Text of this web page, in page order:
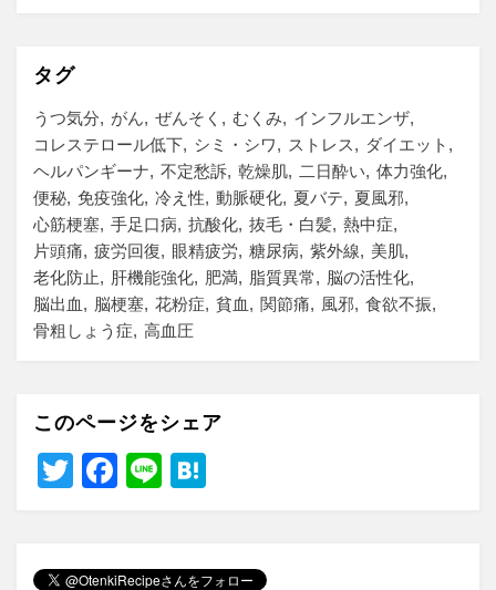
タグ
うつ気分 がん ぜんそく むくみ
インフルエンザ
コレステロール低下
シミ・シワ ストレス
ダイエット
ヘルパンギーナ
不定愁訴 乾燥肌 二日酔い
体力強化
便秘 免疫強化 冷え性 動脈硬化 夏バテ
夏風邪
心筋梗塞 手足口病 抗酸化 抜毛・白髪 熱中症
片頭痛
疲労回復 眼精疲労 糖尿病 紫外線
美肌
老化防止
肝機能強化 肥満 脂質異常
脳の活性化
脳出血
脳梗塞 花粉症 貧血 関節痛 風邪 食欲不振
骨粗しょう症
高血圧
このページをシェア
T
er
F
e
Li
n